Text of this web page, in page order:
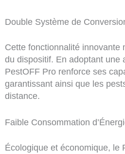
Double Système de
Cette fonctionnalité innovante
du dispositif. En adoptant une
PestOFF Pro renforce ses
garantissant ainsi que les
distance.
Faible Consommation
Écologique et économique, le